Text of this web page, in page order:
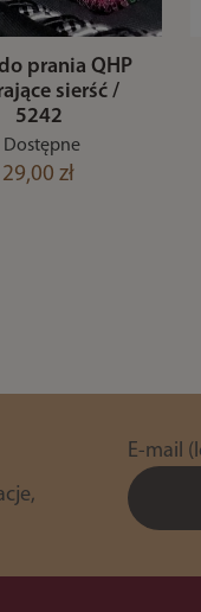
prania QHP
sierść /
5242
Dostępne
29,00 zł
E-mail